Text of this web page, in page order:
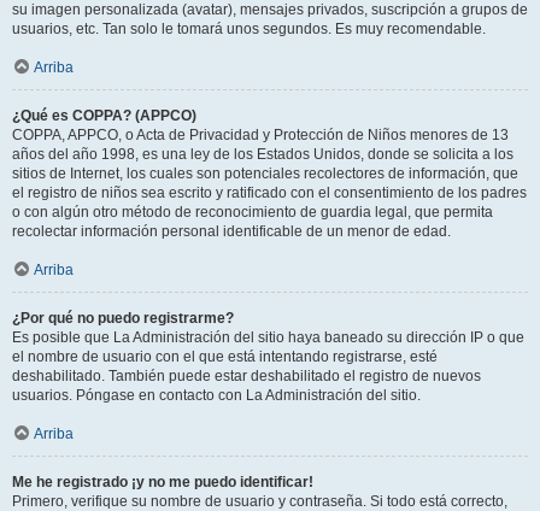
su imagen personalizada (avatar), mensajes privados, suscripción a grupos de
usuarios, etc. Tan solo le tomará unos segundos. Es muy recomendable.
Arriba
¿Qué es COPPA? (APPCO)
COPPA, APPCO, o Acta de Privacidad y Protección de Niños menores de 13
años del año 1998, es una ley de los Estados Unidos, donde se solicita a los
sitios de Internet, los cuales son potenciales recolectores de información, que
el registro de niños sea escrito y ratificado con el consentimiento de los padres
o con algún otro método de reconocimiento de guardia legal, que permita
recolectar información personal identificable de un menor de edad.
Arriba
¿Por qué no puedo registrarme?
Es posible que La Administración del sitio haya baneado su dirección IP o que
el nombre de usuario con el que está intentando registrarse, esté
deshabilitado. También puede estar deshabilitado el registro de nuevos
usuarios. Póngase en contacto con La Administración del sitio.
Arriba
Me he registrado ¡y no me puedo identificar!
Primero, verifique su nombre de usuario y contraseña. Si todo está correcto,